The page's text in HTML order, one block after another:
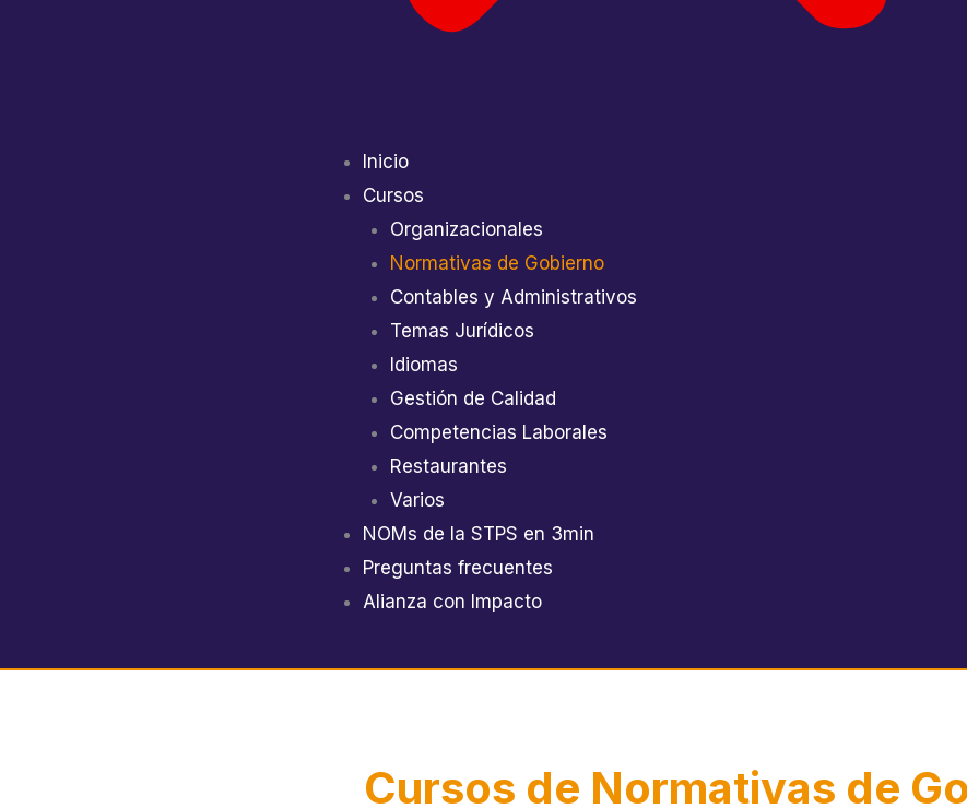
Inicio
Cursos
Organizacionales
Normativas de Gobierno
Contables y Administrativos
Temas Jurídicos
Idiomas
Gestión de Calidad
Competencias Laborales
Restaurantes
Varios
NOMs de la STPS en 3min
Preguntas frecuentes
Alianza con Impacto
Cursos de Normativas de